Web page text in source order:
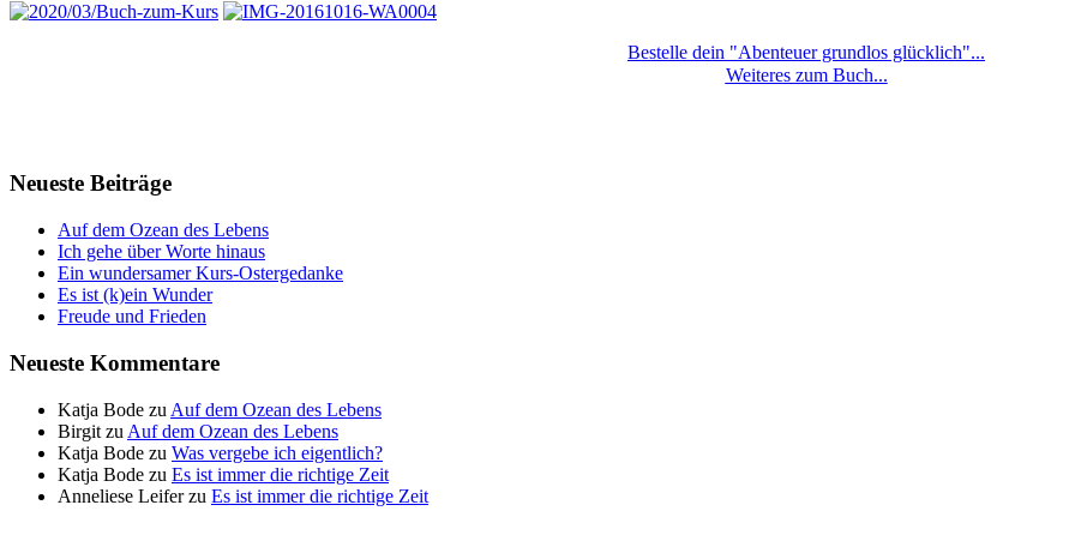
Bestelle dein "Abenteuer grundlos glücklich"...
Weiteres zum Buch...
Neueste Beiträge
Auf dem Ozean des Lebens
Ich gehe über Worte hinaus
Ein wundersamer Kurs-Ostergedanke
Es ist (k)ein Wunder
Freude und Frieden
Neueste Kommentare
Katja Bode zu Auf dem Ozean des Lebens
Birgit zu Auf dem Ozean des Lebens
Katja Bode zu Was vergebe ich eigentlich?
Katja Bode zu Es ist immer die richtige Zeit
Anneliese Leiferzu Es ist immer die richtige Zeit